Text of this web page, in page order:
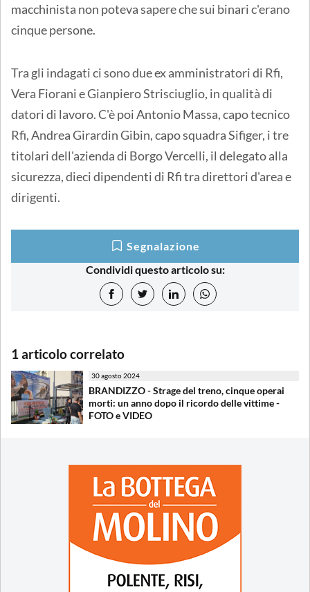
macchinista non poteva sapere che sui binari c'erano
cinque persone.
Tra gli indagati ci sono due ex amministratori di Rfi,
Vera Fiorani e Gianpiero Strisciuglio, in qualità di
datori di lavoro. C'è poi Antonio Massa, capo tecnico
Rfi, Andrea Girardin Gibin, capo squadra Sifiger, i tre
titolari dell'azienda di Borgo Vercelli, il delegato alla
sicurezza, dieci dipendenti di Rfi tra direttori d'area e
dirigenti.
Segnalazione
Condividi questo articolo su:
1 articolo correlato
30 agosto 2024
BRANDIZZO - Strage del treno, cinque operai
morti: un anno dopo il ricordo delle vittime -
FOTO e VIDEO